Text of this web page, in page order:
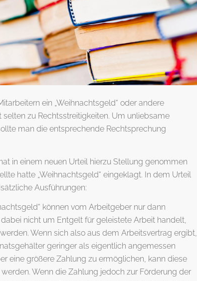
ein „Weihnachtsgeld“ oder andere
zu Rechtsstreitigkeiten. Um unliebsame
man die entsprechende Rechtsprechung
in einem neuen Urteil hierzu Stellung genommen
hatte „Weihnachtsgeld“ eingeklagt. In dem Urteil
Ausführungen:
können vom Arbeitgeber nur dann
nicht um Entgelt für geleistete Arbeit handelt,
Wenn sich also aus dem Arbeitsvertrag ergibt,
geringer als eigentlich angemessen
eine größere Zahlung zu ermöglichen, kann diese
Wenn die Zahlung jedoch zur Förderung der